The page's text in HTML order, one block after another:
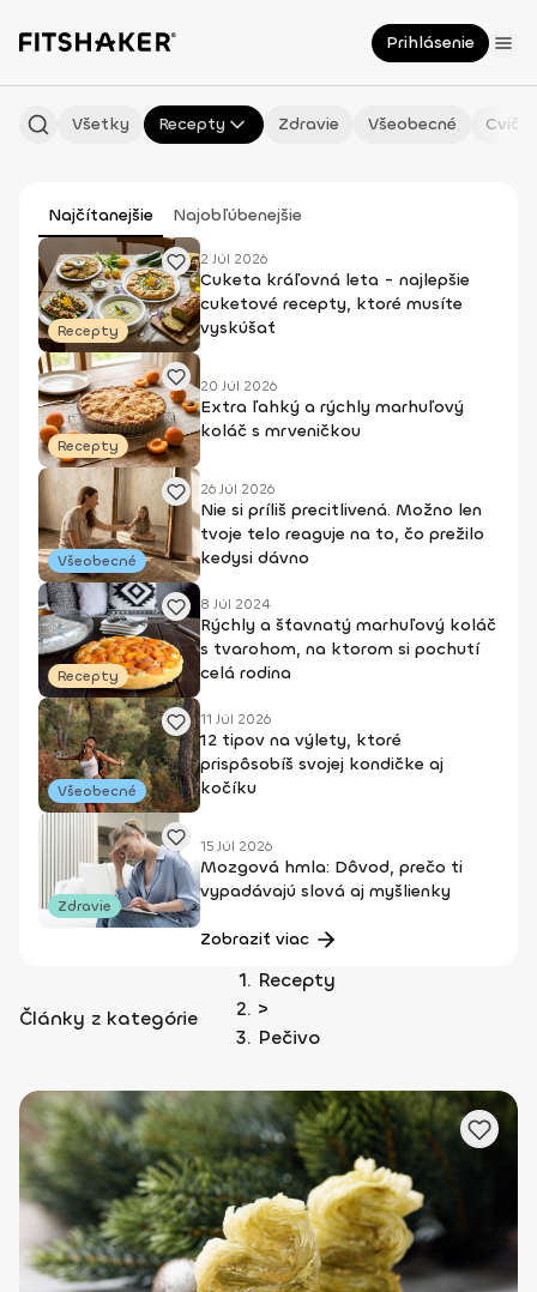
Prihlásenie
Všetky Recepty Zdravie Všeobecné
Najčítanejšie Najobľúbenejšie
Recepty
2 Júl 2026
Cuketa kráľovná leta - najlepšie
cuketové recepty, ktoré musíte
vyskúšať
Recepty
20 Júl 2026
Extra ľahký a rýchly marhuľový
koláč s mrveničkou
Všeobecné
26 Júl 2026
Nie si príliš precitlivená. Možno len
tvoje telo reaguje na to, čo prežilo
kedysi dávno
Recepty
8 Júl 2024
Rýchly a šťavnatý marhuľový koláč
s tvarohom, na ktorom si pochutí
celá rodina
Všeobecné
11 Júl 2026
12 tipov na výlety, ktoré
prispôsobíš svojej kondičke aj
kočíku
Zdravie
15 Júl 2026
Mozgová hmla: Dôvod, prečo ti
vypadávajú slová aj myšlienky
Zobraziť viac
Články z kategórie
Recepty
>
Pečivo